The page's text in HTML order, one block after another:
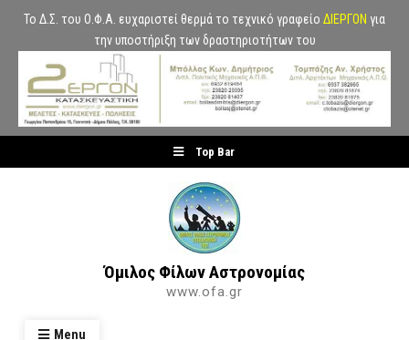
Το Δ.Σ. του Ο.Φ.Α. ευχαριστεί θερμά το τεχνικό γραφείο ΔΙΕΡΓΟΝ για
την υποστήριξη των δραστηριοτήτων του
to
Top Bar
Όμιλος Φίλων Αστρονομίας
www.ofa.gr
Menu